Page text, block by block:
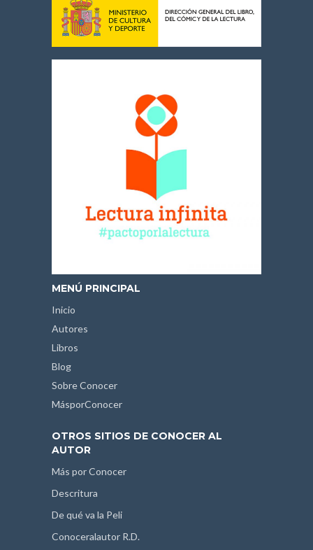
MENÚ PRINCIPAL
Inicio
Autores
Libros
Blog
Sobre Conocer
MásporConocer
OTROS SITIOS DE CONOCER AL
AUTOR
Más por Conocer
Descritura
De qué va la Peli
Conoceralautor R.D.